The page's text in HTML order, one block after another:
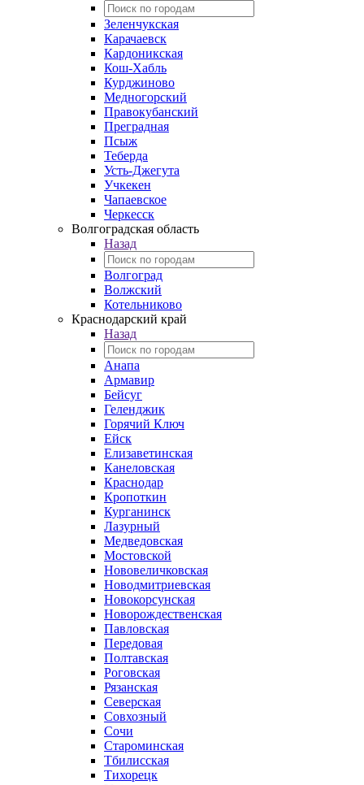
Зеленчукская
Карачаевск
Кардоникская
Кош-Хабль
Курджиново
Медногорский
Правокубанский
Преградная
Псыж
Теберда
Усть-Джегута
Учкекен
Чапаевское
Черкесск
Волгоградская область
Назад
Волгоград
Волжский
Котельниково
Краснодарский край
Назад
Анапа
Армавир
Бейсуг
Геленджик
Горячий Ключ
Ейск
Елизаветинская
Канеловская
Краснодар
Кропоткин
Курганинск
Лазурный
Медведовская
Мостовской
Нововеличковская
Новодмитриевская
Новокорсунская
Новорождественская
Павловская
Передовая
Полтавская
Роговская
Рязанская
Северская
Совхозный
Сочи
Староминская
Тбилисская
Тихорецк